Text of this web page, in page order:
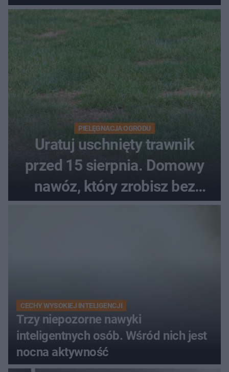
upałach
PIELĘGNACJA OGRODU
Uratuj uschnięty trawnik
przed 15 sierpnia. Domowy
nawóz, który zrobisz bez
wydawania pieniędzy
CECHY WYSOKIEJ INTELIGENCJI
Trzy niepozorne nawyki
inteligentnych osób. Wśród nich jest
nocna aktywność